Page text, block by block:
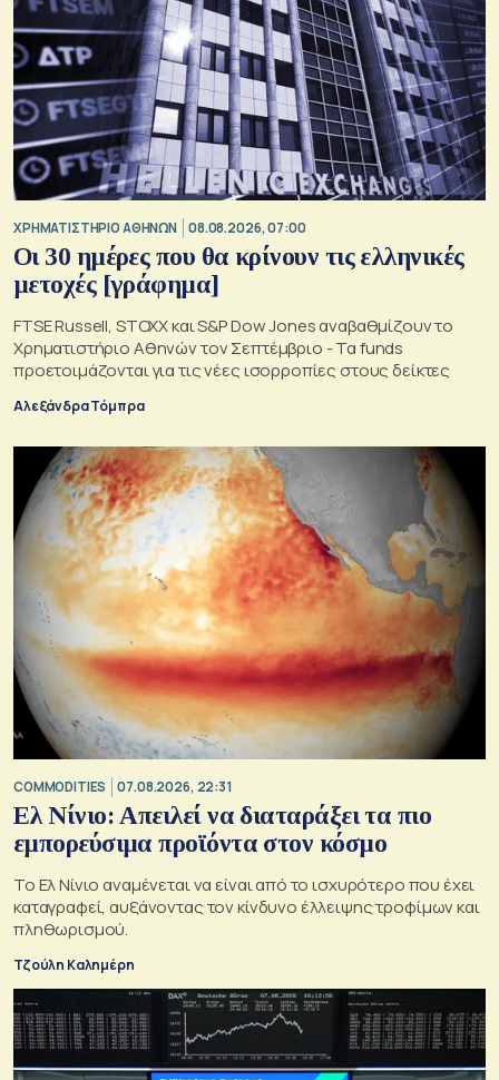
XΡΗΜΑΤΙΣΤΗΡΙΟ ΑΘΗΝΩΝ 08.08.2026, 07:00
Οι 30 ημέρες που θα κρίνουν τις ελληνικές
μετοχές [γράφημα]
FTSE Russell, STOXX και S&P Dow Jones αναβαθμίζουν το
Χρηματιστήριο Αθηνών τον Σεπτέμβριο - Τα funds
προετοιμάζονται για τις νέες ισορροπίες στους δείκτες
Αλεξάνδρα Τόμπρα
COMMODITIES 07.08.2026, 22:31
Ελ Νίνιο: Απειλεί να διαταράξει τα πιο
εμπορεύσιμα προϊόντα στον κόσμο
Το Ελ Νίνιο αναμένεται να είναι από το ισχυρότερο που έχει
καταγραφεί, αυξάνοντας τον κίνδυνο έλλειψης τροφίμων και
πληθωρισμού.
Τζούλη Καλημέρη